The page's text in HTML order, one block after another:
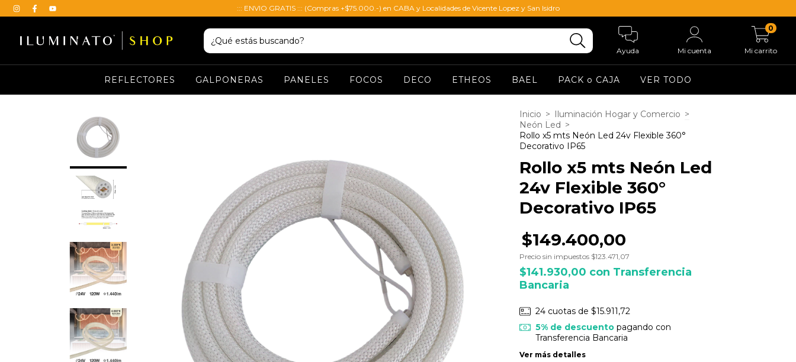
::: ENVIO GRATIS ::: (Compras +$75.000.-) en CABA y Localidades de Vicente Lopez y San Isidro
Ayuda Mi cuenta Mi carrito
0
REFLECTORES GALPONERAS PANELES FOCOS DECO ETHEOS BAEL PACK o CAJA VER TODO
Inicio > Iluminación Hogar y Comercio >
Neón Led >
Rollo x5 mts Neón Led 24v Flexible 360°
Decorativo IP65
Rollo x5 mts Neón Led
24v Flexible 360°
Decorativo IP65
$149.400,00
Precio sin impuestos $123.471,07
$141.930,00 con Transferencia
Bancaria
24 cuotas de $15.911,72
5% de descuentopagando con
Transferencia Bancaria
Ver más detalles